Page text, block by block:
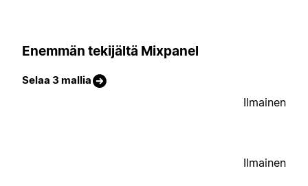
Enemmän tekijältä Mixpanel
Selaa 3 mallia
Ilmainen
Ilmainen